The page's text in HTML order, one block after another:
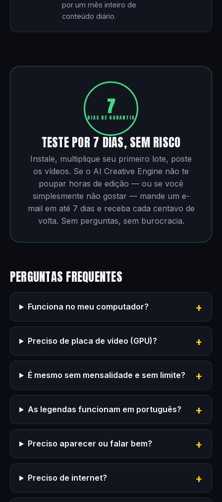
por um mês inteiro de
conteúdo diário.
7
DIAS DE GARANTIA
TESTE POR 7 DIAS, SEM RISCO
Instale, multiplique seu primeiro lote, poste
os vídeos. Se o AI Creative Engine não te
poupar horas de edição — ou se você
simplesmente não gostar — mande um e-
mail em até 7 dias e receba cada centavo de
volta. Sem perguntas, sem burocracia.
PERGUNTAS FREQUENTES
Funciona no meu computador?
Preciso de placa de vídeo (GPU)?
É mesmo sem mensalidade e sem limite?
As legendas funcionam em português?
Preciso aparecer ou falar bem?
Preciso de internet?